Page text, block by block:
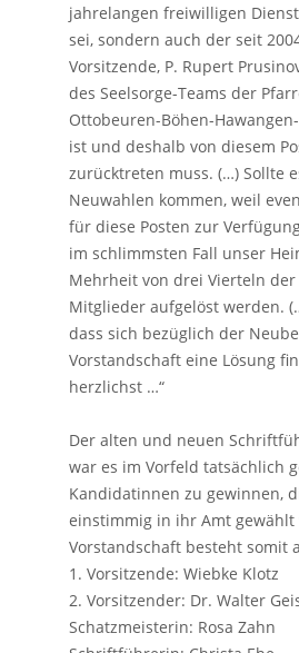
jahrelangen freiwilligen
sei, sondern auch der seit
Vorsitzende, P. Rupert
des Seelsorge-Teams der
Ottobeuren-Böhen-
ist und deshalb von diesem
zurücktreten muss. (…) Sollte
Neuwahlen kommen, weil
für diese Posten zur
im schlimmsten Fall unser
Mehrheit von drei Vierteln der
Mitglieder aufgelöst werden.
dass sich bezüglich der
Vorstandschaft eine Lösung
herzlichst …“
Der alten und neuen
war es im Vorfeld tatsächlich
Kandidatinnen zu gewinnen,
einstimmig in ihr Amt gewählt
Vorstandschaft besteht somit
1. Vorsitzende: Wiebke Klotz
2. Vorsitzender: Dr. Walter
Schatzmeisterin: Rosa Zahn